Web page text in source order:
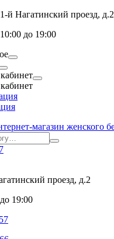
й Нагатинский проезд, д.2
до 19:00
проезд, д.2
19:00